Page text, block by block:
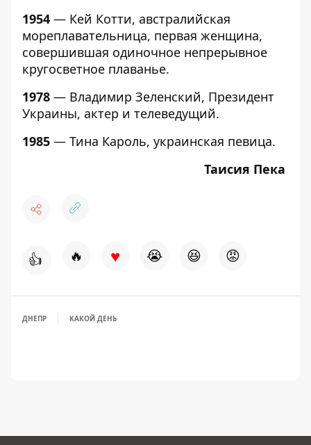
1954 — Кей Котти, австралийская
мореплавательница, первая женщина,
совершившая одиночное непрерывное
кругосветное плаванье.
1978 — Владимир Зеленский, Президент
Украины, актер и телеведущий.
1985 — Тина Кароль, украинская певица.
Таисия Пека
👍 🔥 ♥ 😭 😆 😡
ДНЕПР КАКОЙ ДЕНЬ